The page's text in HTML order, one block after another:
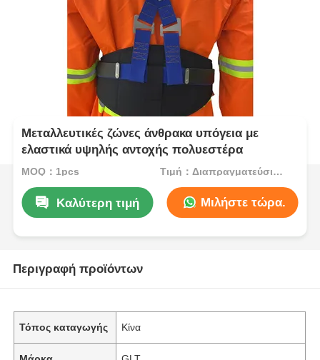
Μεταλλευτικές ζώνες άνθρακα υπόγεια με
ελαστικά υψηλής αντοχής πολυεστέρα
MOQ：1pcs Τιμή：Διαπραγματεύσιμα
Καλύτερη τιμή Μιλήστε τώρα.
Περιγραφή προϊόντων
Τόπος καταγωγής Κίνα